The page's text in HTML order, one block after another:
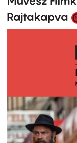
Rajtakapva